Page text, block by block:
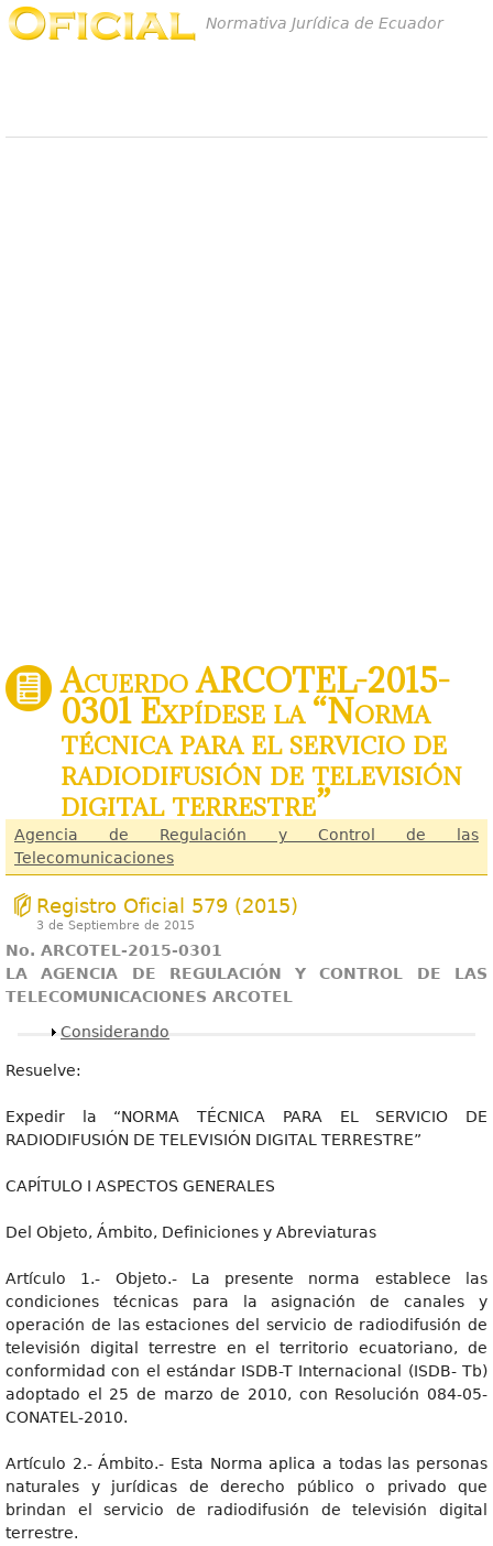
Normativa Jurídica de Ecuador
Acuerdo ARCOTEL-2015-
0301 Expídese la “Norma
técnica para el servicio de
radiodifusión de televisión
digital terrestre”
Agencia de Regulación y Control de las
Telecomunicaciones
Registro Oficial 579 (2015)
3 de Septiembre de 2015
No. ARCOTEL-2015-0301
LA AGENCIA DE REGULACIÓN Y CONTROL DE LAS
TELECOMUNICACIONES ARCOTEL
Mostrar
Considerando
Resuelve:
Expedir la “NORMA TÉCNICA PARA EL SERVICIO DE
RADIODIFUSIÓN DE TELEVISIÓN DIGITAL TERRESTRE”
CAPÍTULO I ASPECTOS GENERALES
Del Objeto, Ámbito, Definiciones y Abreviaturas
Artículo 1.- Objeto.- La presente norma establece las
condiciones técnicas para la asignación de canales y
operación de las estaciones del servicio de radiodifusión de
televisión digital terrestre en el territorio ecuatoriano, de
conformidad con el estándar ISDB-T Internacional (ISDB- Tb)
adoptado el 25 de marzo de 2010, con Resolución 084-05-
CONATEL-2010.
Artículo 2.- Ámbito.- Esta Norma aplica a todas las personas
naturales y jurídicas de derecho público o privado que
brindan el servicio de radiodifusión de televisión digital
terrestre.